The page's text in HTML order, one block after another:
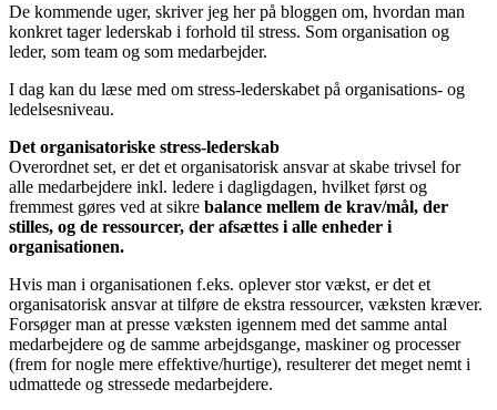
De kommende uger, skriver jeg her på bloggen om, hvordan man
konkret tager lederskab i forhold til stress. Som organisation og
leder, som team og som medarbejder.
I dag kan du læse med om stress-lederskabet på organisations- og
ledelsesniveau.
Det organisatoriske stress-lederskab
Overordnet set, er det et organisatorisk ansvar at skabe trivsel for
alle medarbejdere inkl. ledere i dagligdagen, hvilket først og
fremmest gøres ved at sikre balance mellem de krav/mål, der
stilles, og de ressourcer, der afsættes i alle enheder i
organisationen.
Hvis man i organisationen f.eks. oplever stor vækst, er det et
organisatorisk ansvar at tilføre de ekstra ressourcer, væksten kræver.
Forsøger man at presse væksten igennem med det samme antal
medarbejdere og de samme arbejdsgange, maskiner og processer
(frem for nogle mere effektive/hurtige), resulterer det meget nemt i
udmattede og stressede medarbejdere.